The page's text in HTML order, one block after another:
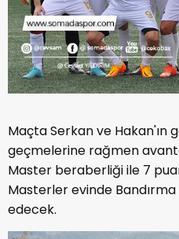
Maçta Serkan ve Hakan'ın
geçmelerine rağmen
Master beraberliği ile 7
Masterler evinde
edecek.